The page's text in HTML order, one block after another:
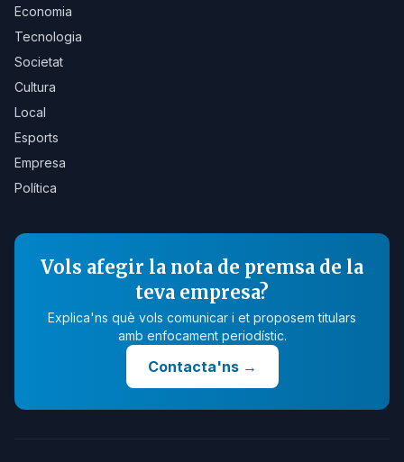
Economia
Tecnologia
Societat
Cultura
Local
Esports
Empresa
Política
Vols afegir la nota de premsa de la
teva empresa?
Explica'ns què vols comunicar i et proposem titulars
amb enfocament periodístic.
Contacta'ns→